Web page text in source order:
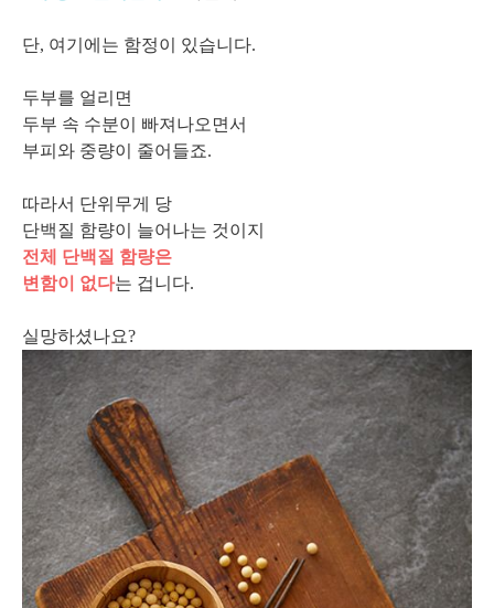
단, 여기에는 함정이 있습니다.
두부를 얼리면
두부 속 수분이 빠져나오면서
부피와 중량이 줄어들죠.
따라서 단위무게 당
단백질 함량이 늘어나는 것이지
전체 단백질 함량은
변함이 없다는 겁니다.
실망하셨나요?